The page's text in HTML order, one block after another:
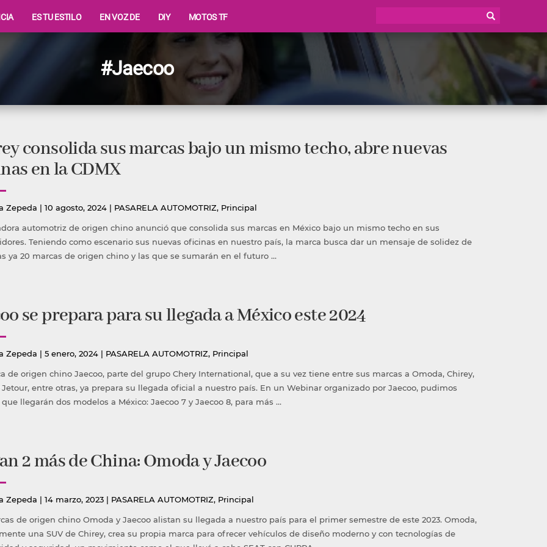
ES TU ESTILO EN VOZ DE DIY MOTOS TF
#Jaecoo
consolida sus marcas bajo un mismo techo, abre nuevas
en la CDMX
Zepeda | 10 agosto, 2024| Publicada
PASARELA AUTOMOTRIZ, Principal
automotriz de origen chino anunció que consolida sus marcas en México bajo un mismo techo en sus
Teniendo como escenario sus nuevas oficinas en nuestro país, la marca busca dar un mensaje de solidez de
ya 20 marcas de origen chino y las que se sumarán en el futuro …
se prepara para su llegada a México este 2024
Zepeda | 5 enero, 2024| Publicada
PASARELA AUTOMOTRIZ, Principal
de origen chino Jaecoo, parte del grupo Chery International, que a su vez tiene entre sus marcas a Omoda, Chirey,
Jetour, entre otras, ya prepara su llegada oficial a nuestro país. En un Webinar organizado por Jaecoo, pudimos
llegarán dos modelos a México: Jaecoo 7 y Jaecoo 8, para más …
2 más de China: Omoda y Jaecoo
Zepeda | 14 marzo, 2023| Publicada
PASARELA AUTOMOTRIZ, Principal
de origen chino Omoda y Jaecoo alistan su llegada a nuestro país para el primer semestre de este 2023. Omoda,
una SUV de Chirey, crea su propia marca para ofrecer vehículos de diseño moderno y con tecnologías de